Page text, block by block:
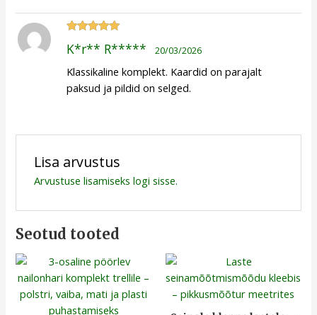
5/ 5
K*r** R***** 20/03/2026
Klassikaline komplekt. Kaardid on parajalt
paksud ja pildid on selged.
Lisa arvustus
Arvustuse lisamiseks logi sisse.
Seotud tooted